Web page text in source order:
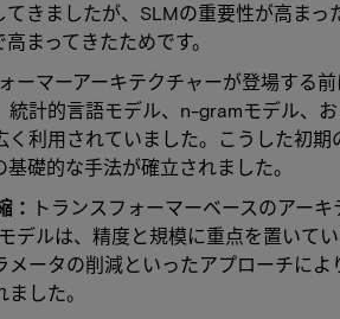
きましたが、SLMの重要性が高ま
まってきたためです。
ーマーアーキテクチャーが登場する
計的言語モデル、n-gramモデル、
利用されていました。こうした初
礎的な手法が確立されました。
： トランスフォーマーベースのアー
デルは、精度と規模に重点を置いて
ータの削減といったアプローチによ
した。